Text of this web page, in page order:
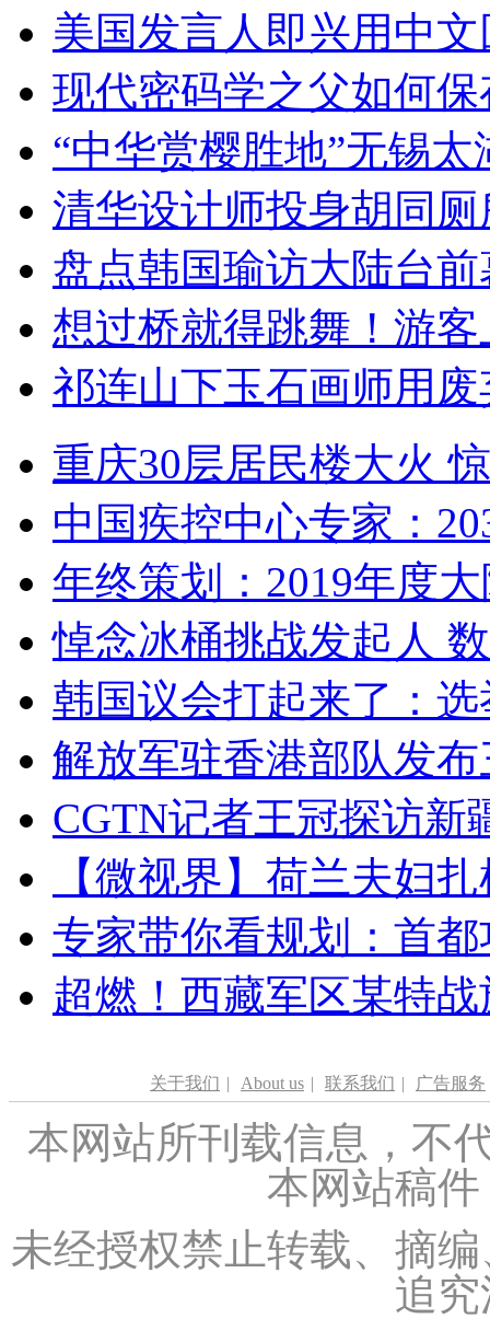
美国发言人即兴用中
现代密码学之父如何
“中华赏樱胜地”无锡
清华设计师投身胡同
盘点韩国瑜访大陆台
想过桥就得跳舞！游客
祁连山下玉石画师用
重庆30层居民楼大火
中国疾控中心专家：
年终策划：2019年度
悼念冰桶挑战发起人
韩国议会打起来了：
解放军驻香港部队发
CGTN记者王冠探访新
【微视界】荷兰夫妇
专家带你看规划：首
超燃！西藏军区某特
关于我们 | About us | 联系我们 | 广告服务
本网站所刊载信息，不
本网站稿
未经授权禁止转载、摘
追